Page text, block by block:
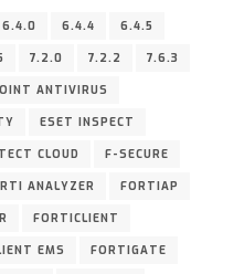
6.4.0 6.4.4 6.4.5
7.2.0 7.2.2 7.6.3
ANTIVIRUS
ESET INSPECT
CLOUD F-SECURE
ANALYZER FORTIAP
FORTICLIENT
EMS FORTIGATE